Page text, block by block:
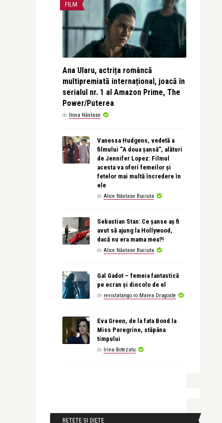
FILM
Ana Ularu, actrița româncă
multipremiată internațional, joacă în
serialul nr. 1 al Amazon Prime, The
Power/Puterea
de Ilona Năstase
Vanessa Hudgens, vedetă a
filmului “A doua șansă”, alături
de Jennifer Lopez: Filmul
acesta va oferi femeilor și
fetelor mai multă încredere în
ele
de Alice Năstase Buciuta
Sebastian Stan: Ce șanse aș fi
avut să ajung la Hollywood,
dacă nu era mama mea?!
de Alice Năstase Buciuta
Gal Gadot – femeia fantastică
pe ecran și dincolo de el
de revistatango.ro Marea Dragoste
Eva Green, de la fata Bond la
Miss Peregrine, stăpâna
timpului
de Irina Botezatu
RETETE SI DIETE